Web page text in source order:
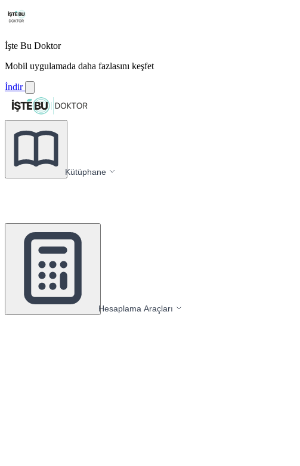
İşte Bu Doktor
Mobil uygulamada daha fazlasını keşfet
İndir
Kütüphane
Hesaplama Araçları